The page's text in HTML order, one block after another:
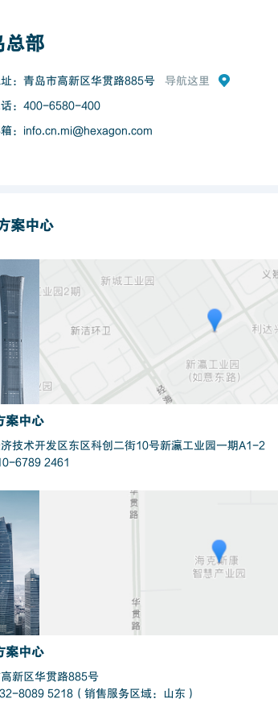
总部
：青岛市高新区华贯路885号
导航这里
话：400-6580-400
：info.cn.mi@hexagon.com
案中心
案中心
技术开发区东区科创二街10号新瀛工业园一期A1-2
6789 2461
案中心
新区华贯路885号
8089 5218（销售服务区域：山东）